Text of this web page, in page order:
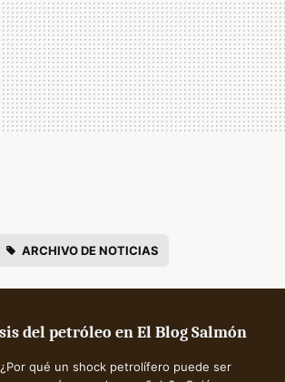
ARCHIVO DE NOTICIAS
del petróleo en El Blog Salmón
qué un shock petrolífero puede ser